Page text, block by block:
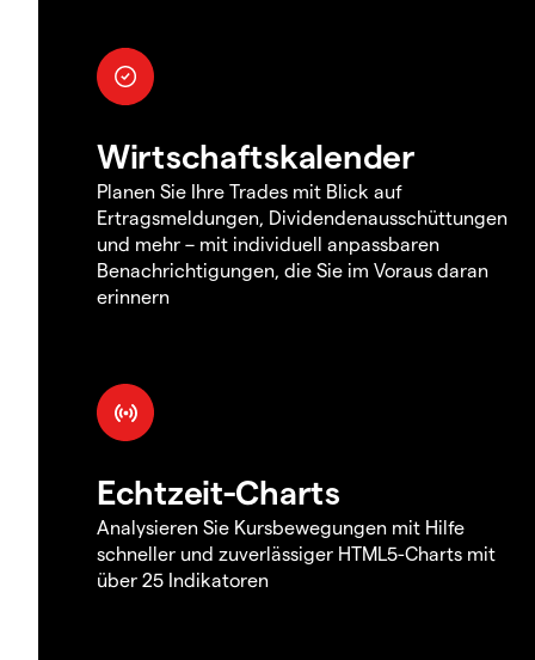
Wirtschaftskalender
Planen Sie Ihre Trades mit Blick auf
Ertragsmeldungen, Dividendenausschüttungen
und mehr – mit individuell anpassbaren
Benachrichtigungen, die Sie im Voraus daran
erinnern
Echtzeit-Charts
Analysieren Sie Kursbewegungen mit Hilfe
schneller und zuverlässiger HTML5-Charts mit
über 25 Indikatoren